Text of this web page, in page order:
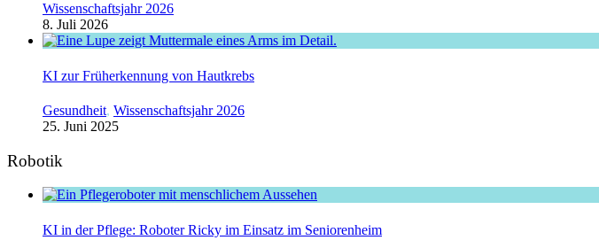
Wissenschaftsjahr 2026
8. Juli 2026
KI zur Früherkennung von Hautkrebs
Gesundheit, Wissenschaftsjahr 2026
25. Juni 2025
Robotik
KI in der Pflege: Roboter Ricky im Einsatz im Seniorenheim